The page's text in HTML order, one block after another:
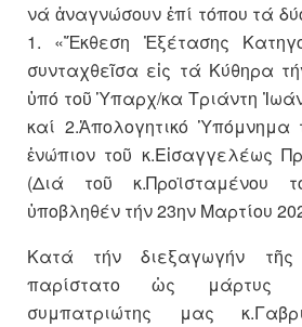
νά ἀναγνώσουν ἐπί τόπου τά
1. «Ἔκθεση Ἐξέτασης
συνταχθεῖσα εἰς τά Κύθηρα
ὑπό τοῦ Ὑπαρχ/κα Τριάντη
καί 2.Ἀπολογητικό Ὑπόμνημα
ἐνώπιον τοῦ κ.Εἰσαγγελέως
(Διά τοῦ κ.Προϊσταμένου
ὑποβληθέν τήν 23ην Μαρτίου
Κατά τήν διεξαγωγήν
παρίστατο ὡς μάρτυς
συμπατριώτης μας